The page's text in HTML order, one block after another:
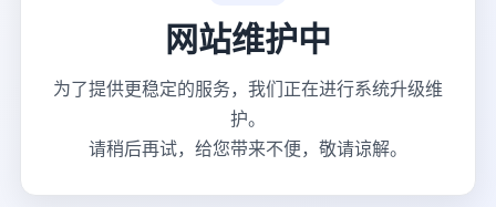
网站维护中
为了提供更稳定的服务，我们正在进行系统升级维
护。
请稍后再试，给您带来不便，敬请谅解。